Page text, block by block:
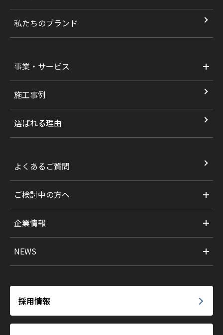
私たちのブランド
事業・サービス
施工事例
選ばれる理由
よくあるご質問
ご検討中の方へ
企業情報
NEWS
採用情報